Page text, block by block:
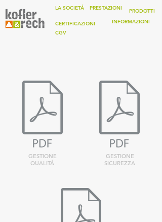
LA SOCIETÁ PRESTAZIONI
PRODOTTI
CERTIFICAZIONI
INFORMAZIONI
.
CGV
GESTIONE
QUALITÁ
GESTIONE
SICUREZZA